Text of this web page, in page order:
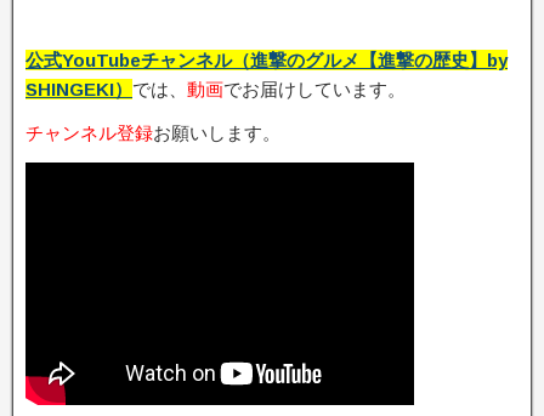
公式YouTubeチャンネル（進撃のグルメ【進撃の歴史】by
SHINGEKI） では、 動画でお届けしています。
チャンネル登録お願いします。